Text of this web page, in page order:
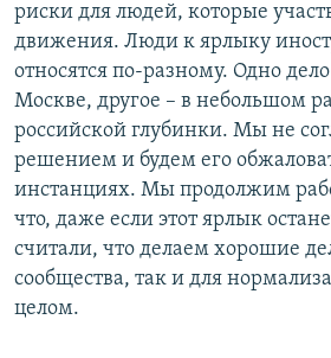
риски для людей, которые
движения. Люди к ярлыку
относятся по-разному. Одно
Москве, другое – в небольшом
российской глубинки. Мы не
решением и будем его
инстанциях. Мы продолжим
что, даже если этот ярлык
считали, что делаем хорошие
сообщества, так и для
целом.